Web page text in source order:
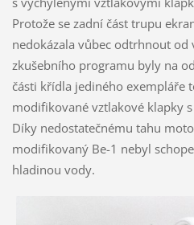
Protože se zadní část trupu
nedokázala vůbec odtrhnout
zkušebního programu byly na
části křídla jediného exempláře
modifikované vztlakové klapky
Díky nedostatečnému tahu
modifikovaný Be-1 nebyl
hladinou vody.